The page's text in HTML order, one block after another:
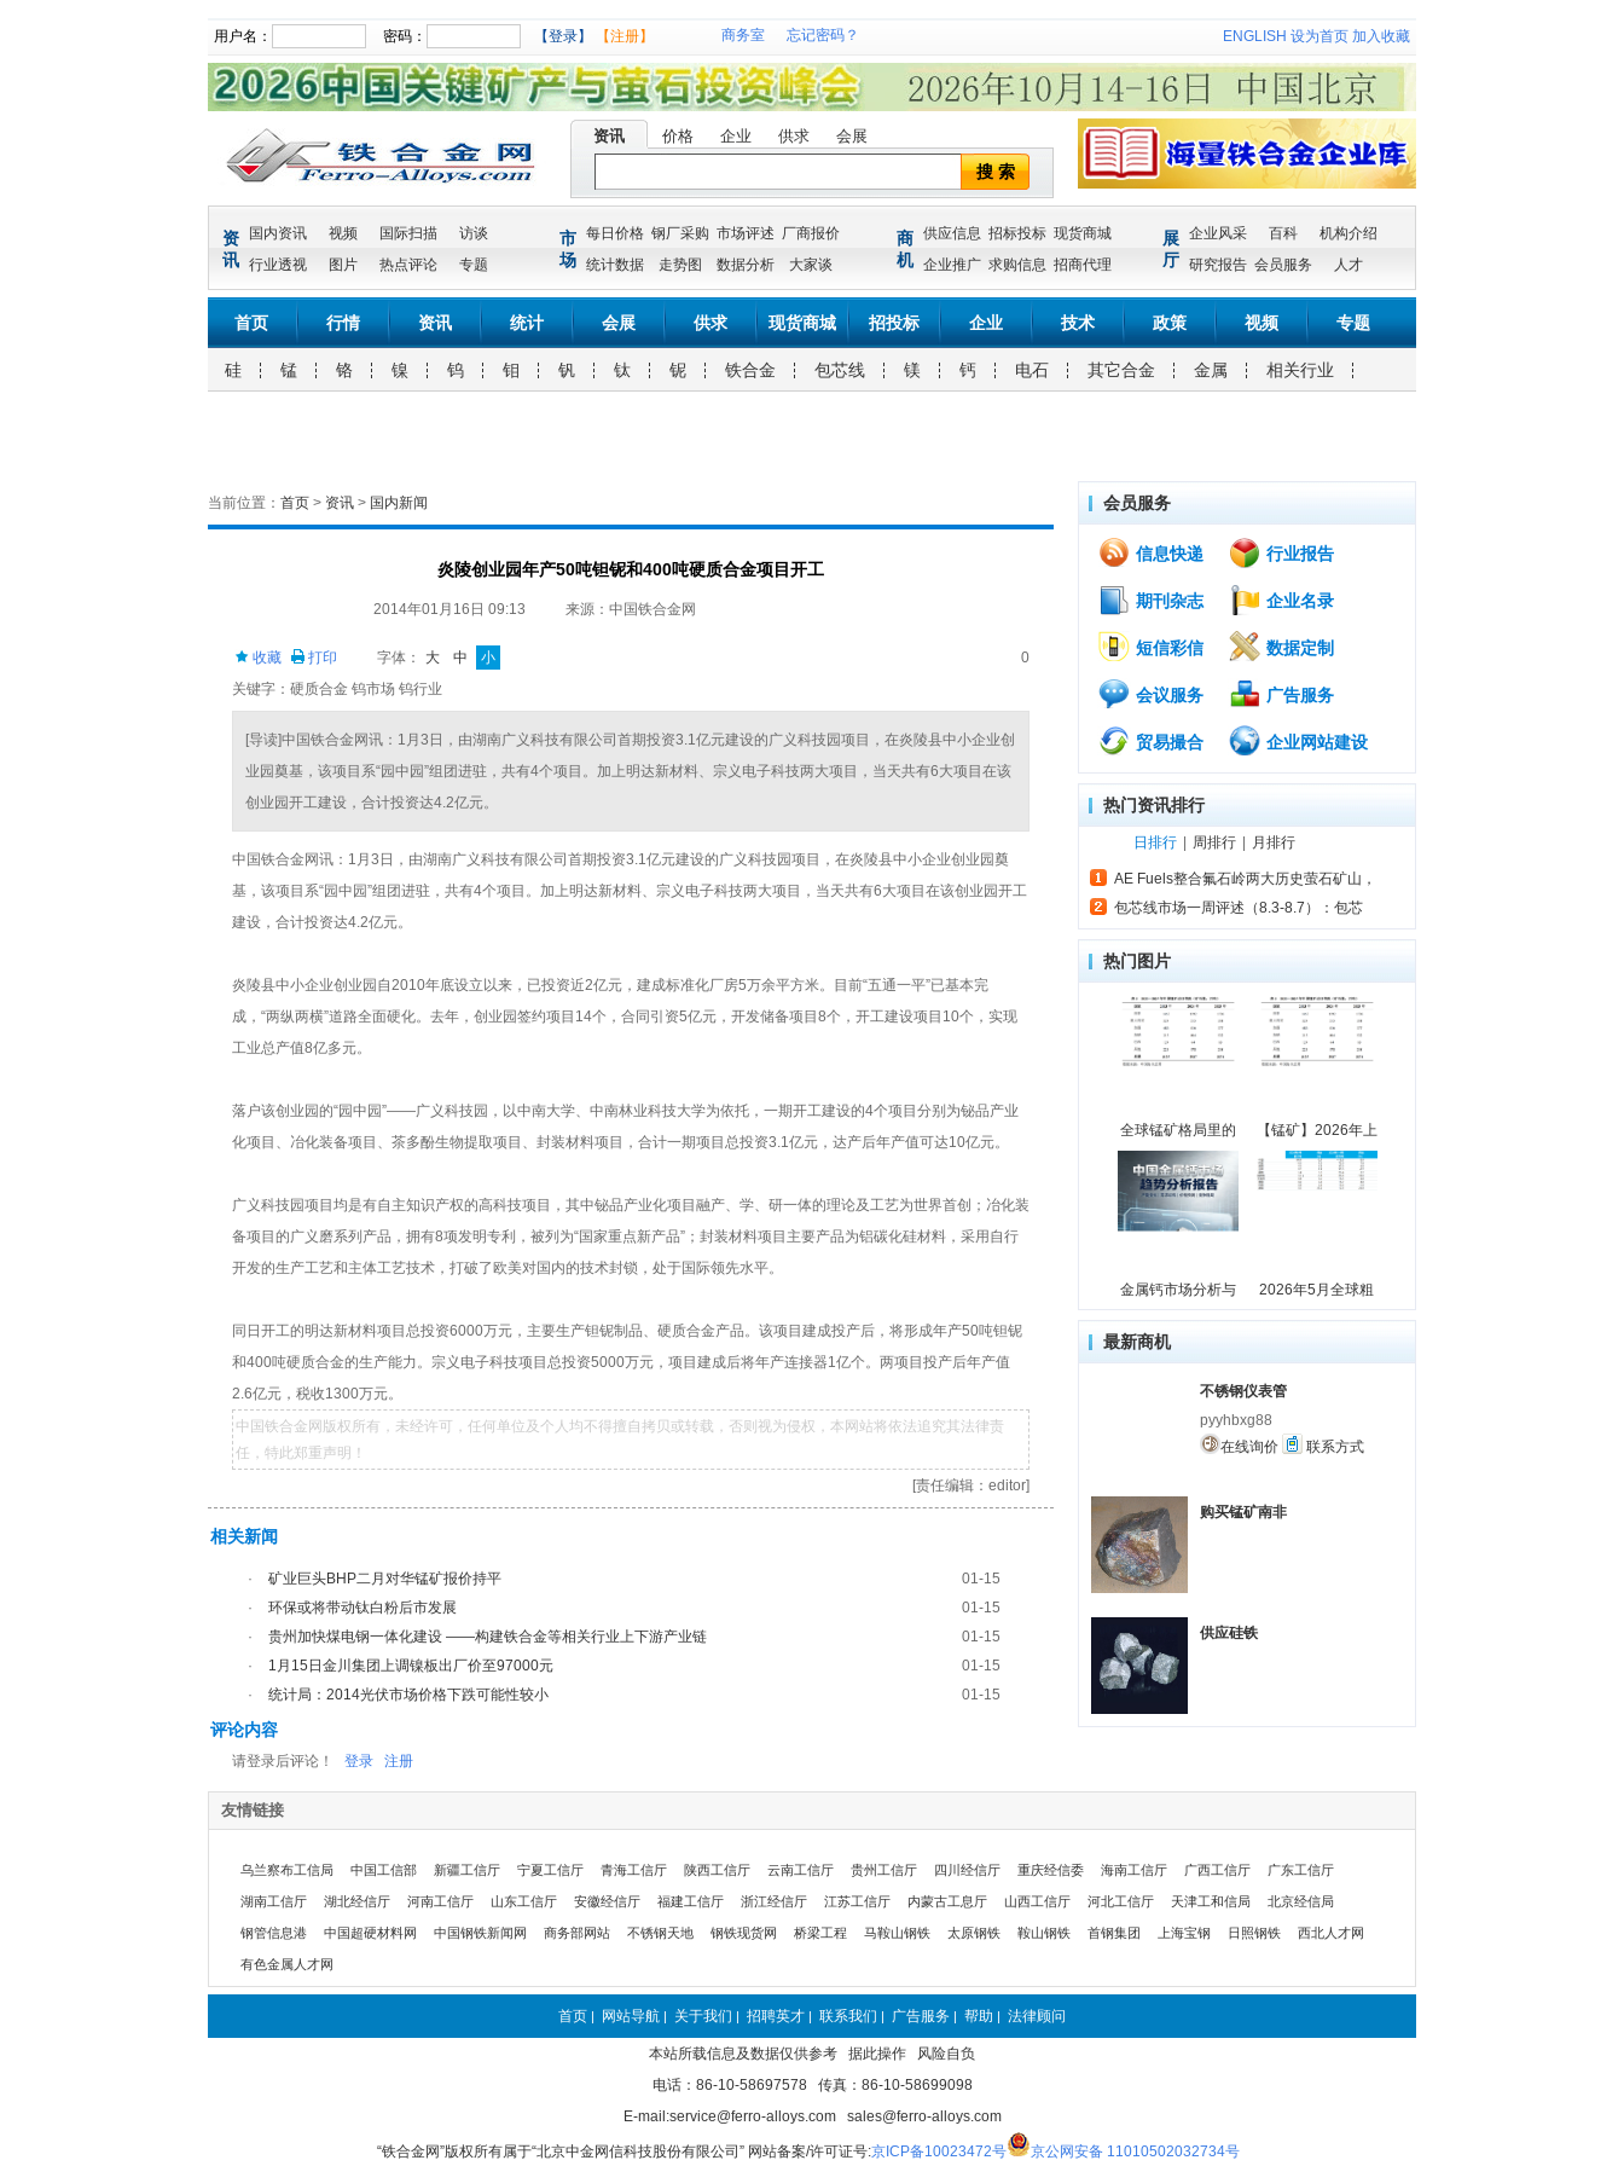
用户名： 密码： 【登录】 【注册】 商务室 忘记密码？ ENGLISH 设为首页 加入收藏
资讯 价格 企业 供求 会展
搜 索
资
讯
国内资讯 视频 国际扫描
访谈
行业透视
图片 热点评论 专题
市
场
每日价格 钢厂采购 市场评述 厂商报价
统计数据
走势图 数据分析 大家谈
商
机
供应信息 招标投标 现货商城
企业推广 求购信息 招商代理
展
厅
企业风采 百科
机构介绍
研究报告 会员服务 人才
首页 行情 资讯 统计 会展 供求 现货商城 招投标 企业 技术 政策 视频 专题
硅 锰 铬 镍 钨 钼 钒 钛 铌 铁合金 包芯线 镁 钙 电石 其它合金 金属 相关行业
当前位置： 首页 > 资讯 > 国内新闻
炎陵创业园年产50吨钽铌和400吨硬质合金项目开工
2014年01月16日 09:13 来源：中国铁合金网
收藏 打印 字体： 大 中 小
0
关键字：硬质合金 钨市场 钨行业
[导读]中国铁合金网讯：1月3日，由湖南广义科技有限公司首期投资3.1亿元建设的广义科技园项目，在炎陵县中小企业创
业园奠基，该项目系“园中园”组团进驻，共有4个项目。加上明达新材料、宗义电子科技两大项目，当天共有6大项目在该
创业园开工建设，合计投资达4.2亿元。
中国铁合金网讯：1月3日，由湖南广义科技有限公司首期投资3.1亿元建设的广义科技园项目，在炎陵县中小企业创业园奠
基，该项目系“园中园”组团进驻，共有4个项目。加上明达新材料、宗义电子科技两大项目，当天共有6大项目在该创业园开工
建设，合计投资达4.2亿元。
炎陵县中小企业创业园自2010年底设立以来，已投资近2亿元，建成标准化厂房5万余平方米。目前“五通一平”已基本完
成，“两纵两横”道路全面硬化。去年，创业园签约项目14个，合同引资5亿元，开发储备项目8个，开工建设项目10个，实现
工业总产值8亿多元。
落户该创业园的“园中园”——广义科技园，以中南大学、中南林业科技大学为依托，一期开工建设的4个项目分别为铋品产业
化项目、冶化装备项目、茶多酚生物提取项目、封装材料项目，合计一期项目总投资3.1亿元，达产后年产值可达10亿元。
广义科技园项目均是有自主知识产权的高科技项目，其中铋品产业化项目融产、学、研一体的理论及工艺为世界首创；冶化装
备项目的广义磨系列产品，拥有8项发明专利，被列为“国家重点新产品”；封装材料项目主要产品为铝碳化硅材料，采用自行
开发的生产工艺和主体工艺技术，打破了欧美对国内的技术封锁，处于国际领先水平。
同日开工的明达新材料项目总投资6000万元，主要生产钽铌制品、硬质合金产品。该项目建成投产后，将形成年产50吨钽铌
和400吨硬质合金的生产能力。宗义电子科技项目总投资5000万元，项目建成后将年产连接器1亿个。两项目投产后年产值
2.6亿元，税收1300万元。
中国铁合金网版权所有，未经许可，任何单位及个人均不得擅自拷贝或转载，否则视为侵权，本网站将依法追究其法律责
任，特此郑重声明！
[责任编辑：editor]
相关新闻
· 矿业巨头BHP二月对华锰矿报价持平
01-15
·
环保或将带动钛白粉后市发展
01-15
·
贵州加快煤电钢一体化建设 ——构建铁合金等相关行业上下游产业链
01-15
·
1月15日金川集团上调镍板出厂价至97000元
01-15
·
统计局：2014光伏市场价格下跌可能性较小 01-15
评论内容
请登录后评论！ 登录 注册
会员服务
信息快递 行业报告
期刊杂志 企业名录
短信彩信 数据定制
会议服务 广告服务
贸易撮合 企业网站建设
热门资讯排行
日排行 周排行 月排行
AE Fuels整合氟石岭两大历史萤石矿山，
包芯线市场一周评述（8.3-8.7）：包芯
热门图片
全球锰矿格局里的 【锰矿】2026年上
金属钙市场分析与 2026年5月全球粗
最新商机
不锈钢仪表管
pyyhbxg88
在线询价
联系方式
购买锰矿南非
供应硅铁
友情链接
乌兰察布工信局 中国工信部 新疆工信厅 宁夏工信厅 青海工信厅 陕西工信厅 云南工信厅 贵州工信厅 四川经信厅 重庆经信委 海南工信厅 广西工信厅 广东工信厅
湖南工信厅 湖北经信厅 河南工信厅 山东工信厅 安徽经信厅 福建工信厅 浙江经信厅 江苏工信厅 内蒙古工息厅 山西工信厅 河北工信厅 天津工和信局 北京经信局
钢管信息港 中国超硬材料网 中国钢铁新闻网 商务部网站 不锈钢天地 钢铁现货网 桥梁工程 马鞍山钢铁 太原钢铁 鞍山钢铁 首钢集团 上海宝钢 日照钢铁 西北人才网
有色金属人才网
首页 | 网站导航 | 关于我们 | 招聘英才 | 联系我们 | 广告服务 | 帮助 | 法律顾问
本站所载信息及数据仅供参考 据此操作 风险自负
电话：86-10-58697578 传真：86-10-58699098
E-mail:service@ferro-alloys.com sales@ferro-alloys.com
“铁合金网”版权所有属于“北京中金网信科技股份有限公司” 网站备案/许可证号:京ICP备10023472号 京公网安备 11010502032734号